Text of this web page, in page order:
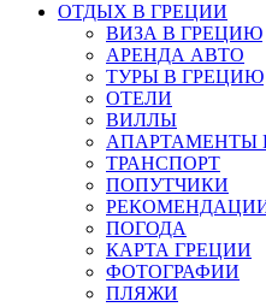
ОТДЫХ В ГРЕЦИИ
ВИЗА В ГРЕЦИЮ
АРЕНДА АВТО
ТУРЫ В ГРЕЦИЮ
ОТЕЛИ
ВИЛЛЫ
АПАРТАМЕНТЫ
ТРАНСПОРТ
ПОПУТЧИКИ
ПОГОДА
КАРТА ГРЕЦИИ
ФОТОГРАФИИ
ПЛЯЖИ